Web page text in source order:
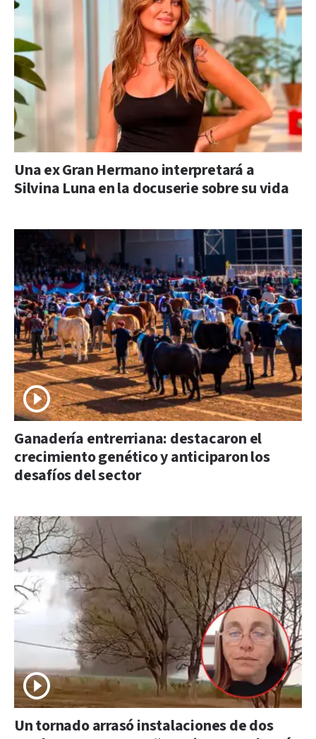
Una ex Gran Hermano interpretará a
Silvina Luna en la docuserie sobre su vida
Ganadería entrerriana: destacaron el
crecimiento genético y anticiparon los
desafíos del sector
Un tornado arrasó instalaciones de dos